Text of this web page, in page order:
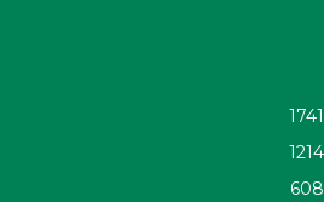
1741
1214
608